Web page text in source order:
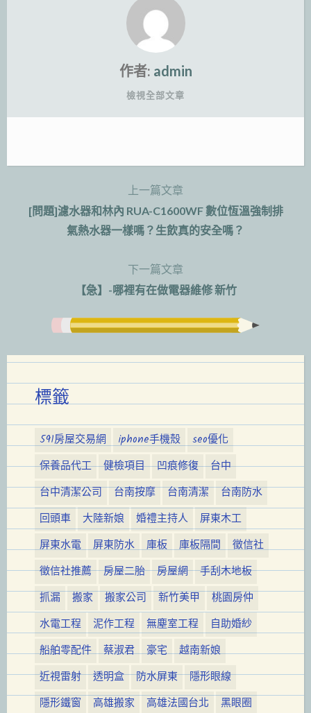
作者: admin
檢視全部文章
上一篇文章
[問題]濾水器和林內 RUA-C1600WF 數位恆溫強制排
氣熱水器一樣嗎？生飲真的安全嗎？
下一篇文章
【急】-哪裡有在做電器維修 新竹
標籤
591房屋交易網 iphone手機殼
seo優化
保養品代工
健檢項目 凹痕修復
台中
台中清潔公司
台南按摩 台南清潔
台南防水
回頭車
大陸新娘 婚禮主持人
屏東木工
屏東水電
屏東防水 庫板 庫板隔間
徵信社
徵信社推薦
房屋二胎 房屋網
手刮木地板
抓漏
搬家 搬家公司 新竹美甲
桃園房仲
水電工程
泥作工程 無塵室工程
自助婚紗
船舶零配件
蔡淑君 豪宅
越南新娘
近視雷射
透明盒 防水屏東
隱形眼線
隱形鐵窗
高雄搬家 高雄法國台北 黑眼圈